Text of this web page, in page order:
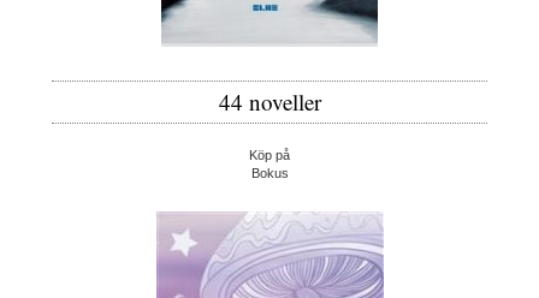
44 noveller
Köp på
Bokus